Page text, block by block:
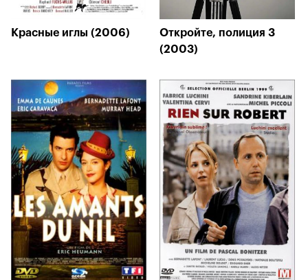
Красные иглы (2006)
Откройте, полиция 3
(2003)